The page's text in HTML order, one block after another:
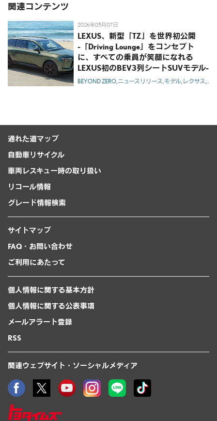
関連コンテンツ
2026年05月07日
LEXUS、新型「TZ」を世界初公開
-「Driving Lounge」をコンセプト
に、すべての乗員が笑顔になれる
LEXUS初のBEV3列シートSUVモデル-
BEYOND ZERO ニュースリリース モデル レクサス
通れた道マップ
自動車リサイクル
車両レスキュー時の取り扱い
リコール情報
グレード情報検索
サイトマップ
FAQ・お問い合わせ
ご利用にあたって
個人情報に関する基本方針
個人情報に関する公表事項
メールアラート登録
RSS
関連ウェブサイト・ソーシャルメディア